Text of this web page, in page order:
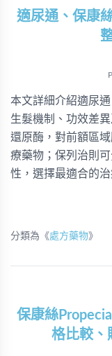
適尿通、保康
本文詳細介紹適尿
生髮機制、功效差
還原酶，對前額區
療藥物；保列治則
性，選擇最適合的治
分類為《處方藥物》
保康絲
格比較、